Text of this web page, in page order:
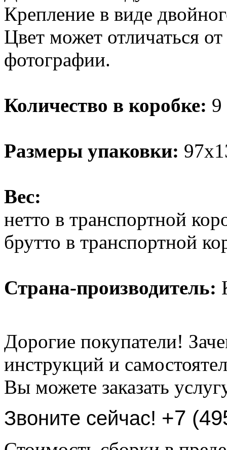
Крепление в виде
Цвет может отличаться
фотографии.
Количество в коробке: 9
Размеры упаковки:
Вес:
нетто в транспортной
брутто в транспортной
Страна-производитель:
Дорогие покупатели!
инструкций и
Вы можете заказать
Звоните сейчас! +7